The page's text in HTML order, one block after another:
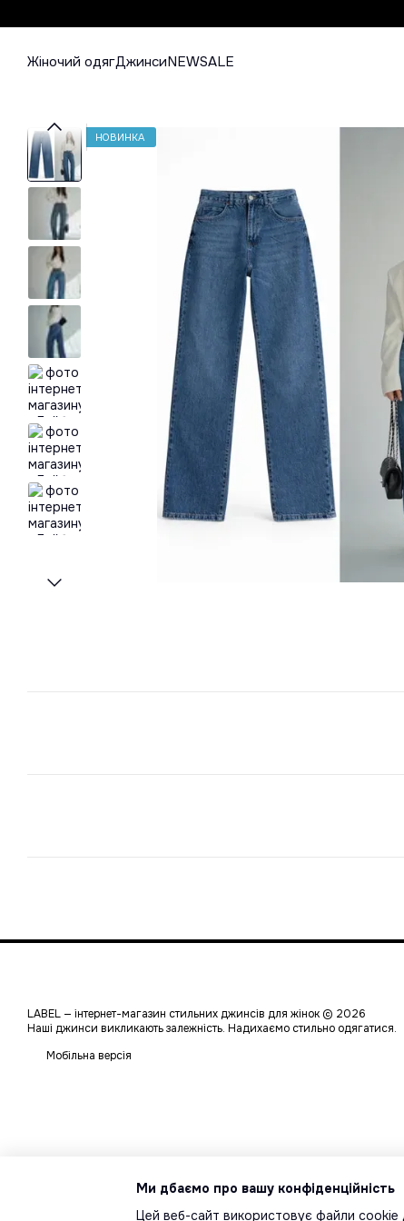
Жіночий одягДжинсиNEWSALE
НОВИНКА
LABEL — інтернет-магазин стильних джинсів для жінок © 2026
Наші джинси викликають залежність. Надихаємо стильно одягатися.
Мобільна версія
Ми дбаємо про вашу конфіденційність
Цей веб-сайт використовує файли cookie